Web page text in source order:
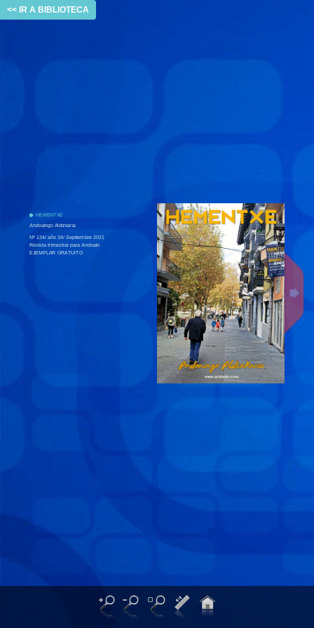
<< IR A BIBLIOTECA
HEMENTXE
Andoaingo Aldizkaria
Nº 134/ año 34/ Septiembre 2021
Revista trimestral para Andoain
EJEMPLAR GRATUITO